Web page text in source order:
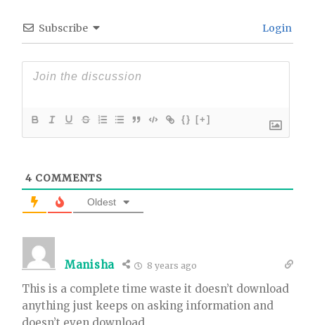
Subscribe Login
{} [+]
4 COMMENTS
Oldest
Manisha 8 years ago
This is a complete time waste it doesn’t download
anything just keeps on asking information and